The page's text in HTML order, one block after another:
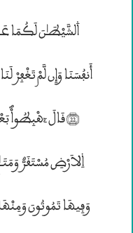
(22) قَالَ